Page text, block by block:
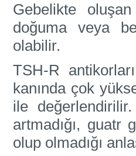
Gebelikte
doğuma veya
olabilir.
TSH-R
kanında çok
ile
artmadığı, guatr
olup olmadığı